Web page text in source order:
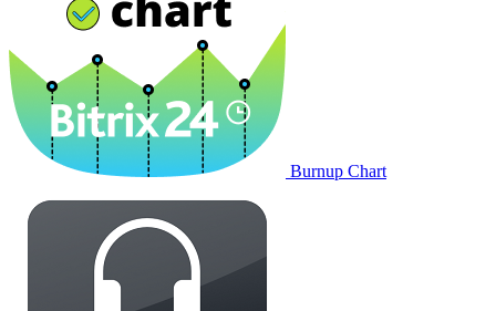
Burnup Chart